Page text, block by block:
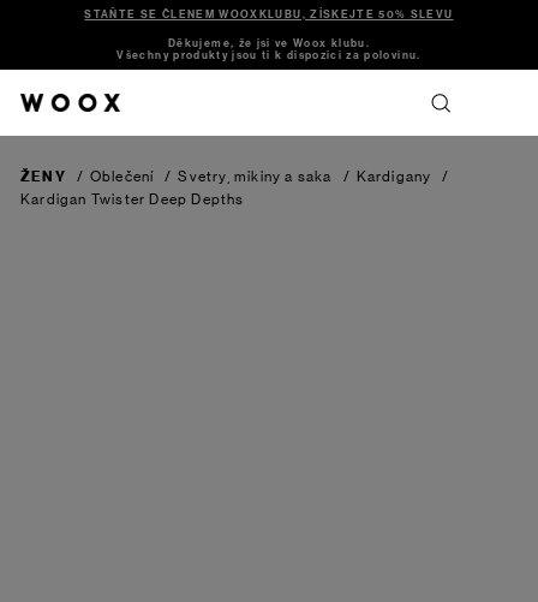
STAŇTE SE ČLENEM WOOXKLUBU, ZÍSKEJTE 50% SLEVU
Děkujeme, že jsi ve Woox klubu.
Všechny produkty jsou ti k dispozici za polovinu.
ŽENY / Oblečení / Svetry, mikiny a saka / Kardigany
/
Kardigan Twister Deep Depths